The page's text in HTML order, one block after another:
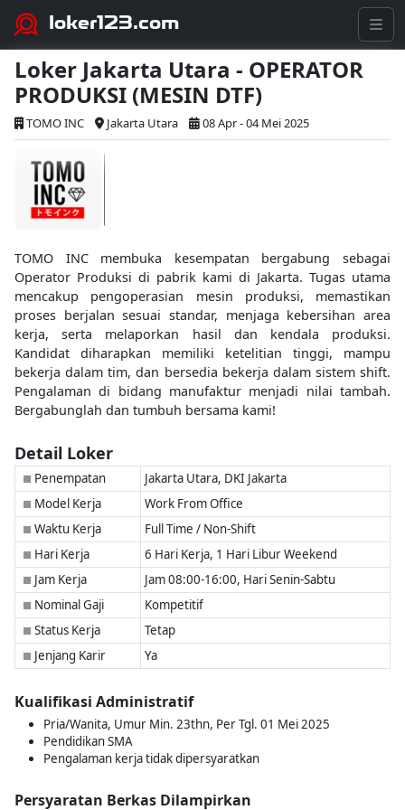
loker123.com
Loker Jakarta Utara - OPERATOR
PRODUKSI (MESIN DTF)
TOMO INC Jakarta Utara 08 Apr - 04 Mei 2025
TOMO INC membuka kesempatan bergabung sebagai
Operator Produksi di pabrik kami di Jakarta. Tugas utama
mencakup pengoperasian mesin produksi, memastikan
proses berjalan sesuai standar, menjaga kebersihan area
kerja, serta melaporkan hasil dan kendala produksi.
Kandidat diharapkan memiliki ketelitian tinggi, mampu
bekerja dalam tim, dan bersedia bekerja dalam sistem shift.
Pengalaman di bidang manufaktur menjadi nilai tambah.
Bergabunglah dan tumbuh bersama kami!
Detail Loker
■ Penempatan Jakarta Utara, DKI Jakarta
■ Model Kerja Work From Office
■ Waktu Kerja Full Time / Non-Shift
■ Hari Kerja 6 Hari Kerja, 1 Hari Libur Weekend
■ Jam Kerja Jam 08:00-16:00, Hari Senin-Sabtu
■ Nominal Gaji Kompetitif
■ Status Kerja Tetap
■ Jenjang Karir Ya
Kualifikasi Administratif
Pria/Wanita, Umur Min. 23thn, Per Tgl. 01 Mei 2025
Pendidikan SMA
Pengalaman kerja tidak dipersyaratkan
Persyaratan Berkas Dilampirkan